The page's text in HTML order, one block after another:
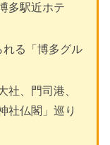
多駅近ホテ
れる「博多グル
社、門司港、
社仏閣」巡り